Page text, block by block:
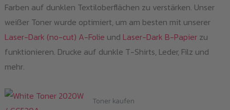
Farben auf dunklen Textiloberflächen zu verstärken. Unser
weißer Toner wurde optimiert, um am besten mit unserer
Laser-Dark (no-cut) A-Folie und Laser-Dark B-Papierzu
funktionieren. Drucke auf dunkle T-Shirts, Leder, Filz und
mehr.
Toner kaufen